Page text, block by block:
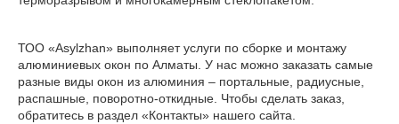
ТОО «Asylzhan» выполняет услуги по сборке и монтажу
алюминиевых окон по Алматы. У нас можно заказать самые
разные виды окон из алюминия – портальные, радиусные,
распашные, поворотно-откидные. Чтобы сделать заказ,
обратитесь в раздел «Контакты» нашего сайта.